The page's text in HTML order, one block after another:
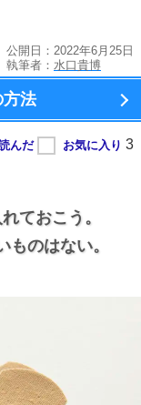
公開日：2022年6月25日
執筆者： 水口貴博
方法
ておこう。
ものはない。